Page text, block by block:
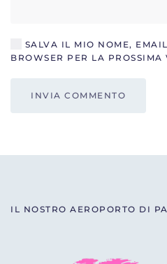
SALVA IL MIO NOME,
BROWSER PER LA PROSSIMA
INVIA COMMENTO
IL NOSTRO AEROPORTO DI